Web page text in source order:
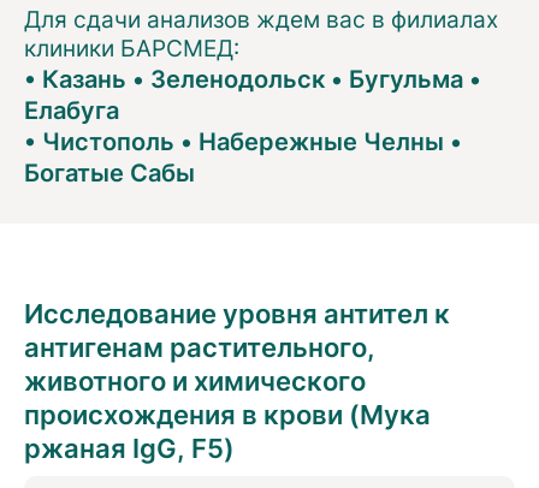
Для сдачи анализов ждем вас в филиалах
клиники БАРСМЕД:
• Казань • Зеленодольск • Бугульма •
Елабуга
• Чистополь • Набережные Челны •
Богатые Сабы
Исследование уровня антител к
антигенам растительного,
животного и химического
происхождения в крови (Мука
ржаная IgG, F5)